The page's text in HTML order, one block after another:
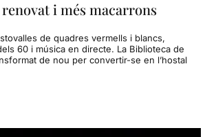
i més macarrons
de quadres vermells i blancs,
60 i música en directe. La Biblioteca de
de nou per convertir-se en l’hostal